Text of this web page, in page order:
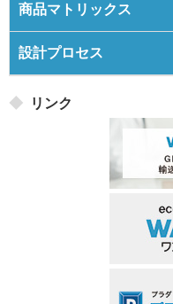
商品マトリックス
設計プロセス
リンク